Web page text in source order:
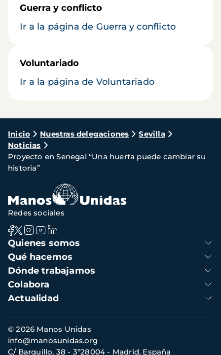
Guerra y conflicto
Ir a la página de Guerra y conflicto
Voluntariado
Ir a la página de Voluntariado
Ruta
de
navegación
Inicio Nuestras delegaciones
Sevilla
Noticias
Proyecto en Senegal “Una huerta puede cambiar su
historia”
Navegación
principal
Quienes somos
Qué hacemos
Dónde trabajamos
Colabora
Actualidad
Redes sociales
Información
de
contacto
© 2026 Manos Unidas
C/ Barquillo, 38 - 3º28004 - Madrid, España
info@manosunidas.org